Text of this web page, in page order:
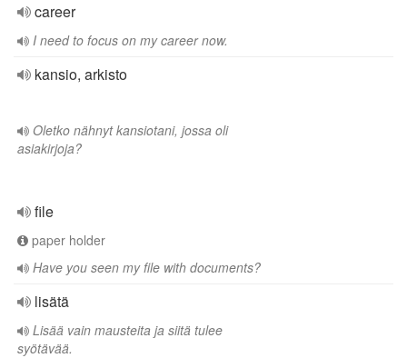
career
I need to focus on my career now.
kansio, arkisto
Oletko nähnyt kansiotani, jossa oli
asiakirjoja?
file
paper holder
Have you seen my file with documents?
lisätä
Lisää vain mausteita ja siitä tulee
syötävää.